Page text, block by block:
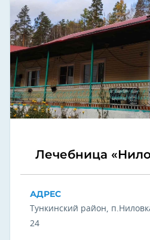
Лечебница
АДРЕС
Тункинский район,
24